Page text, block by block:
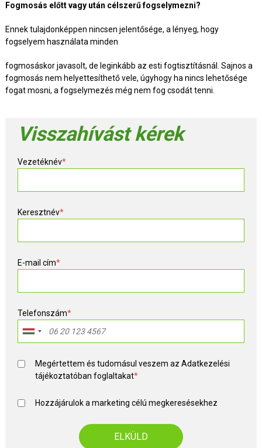
Fogmosás előtt vagy után célszerű fogselymezni?
Ennek tulajdonképpen nincsen jelentősége, a lényeg, hogy
fogselyem használata minden
fogmosáskor javasolt, de leginkább az esti fogtisztításnál. Sajnos a
fogmosás nem helyettesíthető vele, úgyhogy ha nincs lehetősége
fogat mosni, a fogselymezés még nem fog csodát tenni.
Visszahívást kérek
Vezetéknév*
Keresztnév*
E-mail cím*
Telefonszám*
Megértettem és tudomásul veszem azAdatkezelési
tájékoztatóban foglaltakat*
Hozzájárulok a marketing célú megkeresésekhez